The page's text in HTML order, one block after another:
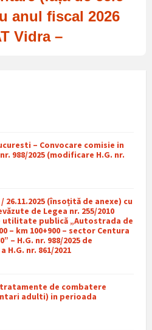
anul fiscal 2026
Vidra –
– Convocare comisie in
988/2025 (modificare H.G. nr.
26.11.2025 (însoțită de anexe) cu
de Legea nr. 255/2010
publică „Autostrada de
– km 100+900 – sector Centura
– H.G. nr. 988/2025 de
nr. 861/2021
tratamente de combatere
adulti) in perioada